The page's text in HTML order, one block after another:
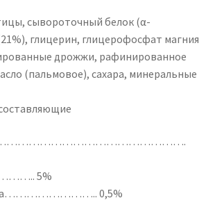
сывороточный белок (α-
глицерин, глицерофосфат магния
дрожжи, рафинированное
(пальмовое), сахара, минеральные
5%
0,5%